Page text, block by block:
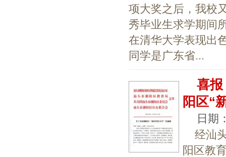
项大奖之后，我校
秀毕业生求学期间
在清华大学表现出
同学是广东省...
喜
阳区“
日期
经汕
阳区教